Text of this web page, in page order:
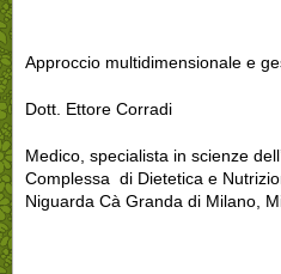
Approccio multidimensionale e
Dott. Ettore Corradi
Medico, specialista in scienze
Complessa di Dietetica e
Niguarda Cà Granda di Milano,